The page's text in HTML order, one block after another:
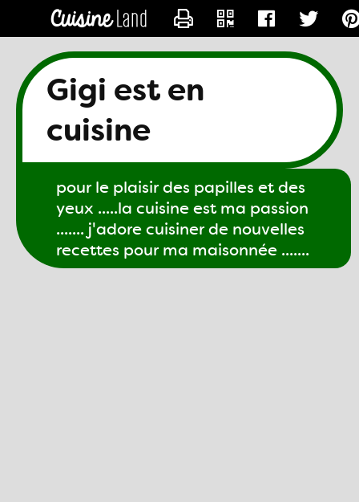
Gigi est en
cuisine
pour le plaisir des papilles et des
yeux .....la cuisine est ma passion
....... j'adore cuisiner de nouvelles
recettes pour ma maisonnée .......
CONTACTER GIGI61